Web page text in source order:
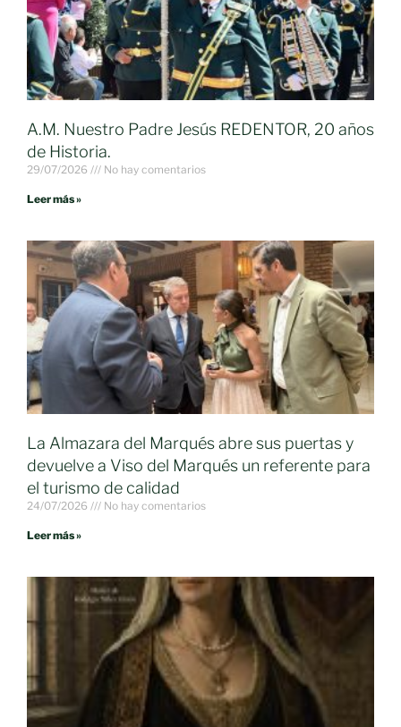
A.M. Nuestro Padre Jesús REDENTOR, 20 años
de Historia.
29/07/2026 No hay comentarios
Leer más »
La Almazara del Marqués abre sus puertas y
devuelve a Viso del Marqués un referente para
el turismo de calidad
24/07/2026 No hay comentarios
Leer más »